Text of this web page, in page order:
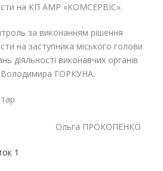
на КП АМР «КОМСЕРВІС».
за виконанням рішення
на заступника міського голови
діяльності виконавчих органів
ГОРКУНА.
ПРОКОПЕНКО
1